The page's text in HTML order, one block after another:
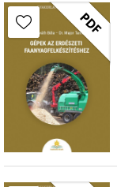
PDF